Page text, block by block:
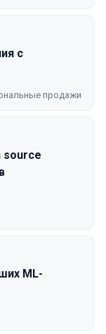
с
продажи
source
ML-